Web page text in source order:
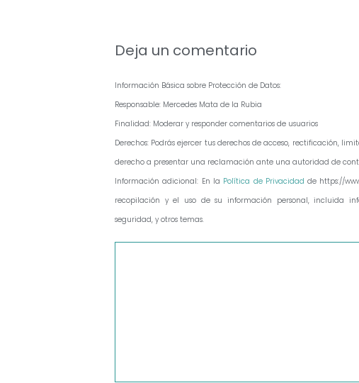
Deja un comentario
Información Básica sobre Protección de Datos:
Responsable: Mercedes Mata de la Rubia
Finalidad: Moderar y responder comentarios de usuarios
Derechos: Podrás ejercer tus derechos de acceso, rectificación,
derecho a presentar una reclamación ante una autoridad de
Información adicional: En la Política de Privacidadde https://
recopilación y el uso de su información personal, incluida
seguridad, y otros temas.